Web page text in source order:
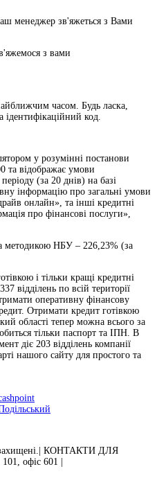
менеджер зв'яжеться з Вами
з вами
часом. Будь ласка,
код.
у розумінні постанови
та відображає умови
(за 20 днів) на базі
інформацію про загальні умови
онлайн», та інші кредитні
про фінансові послуги»,
методикою НБУ – 226,23% (за
і тільки кращі кредитні
відділень по всій території
оперативну фінансову
Отримати кредит готівкою
області тепер можна всього за
тільки паспорт та ІПН. В
діє 203 відділень компанії
нашого сайту для простого та
захищені.| КОНТАКТИ ДЛЯ
офіс 601 |